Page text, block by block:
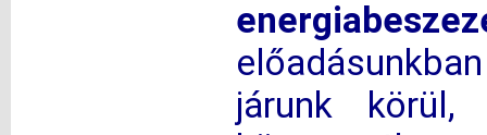
járunk körül,